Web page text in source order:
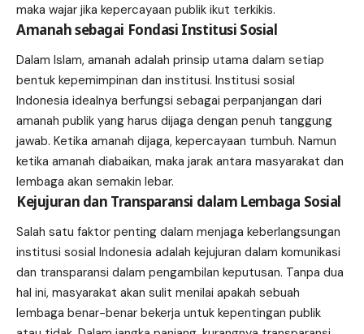
maka wajar jika kepercayaan publik ikut terkikis.
Amanah sebagai Fondasi Institusi Sosial
Dalam Islam, amanah adalah prinsip utama dalam setiap
bentuk kepemimpinan dan institusi. Institusi sosial
Indonesia idealnya berfungsi sebagai perpanjangan dari
amanah publik yang harus dijaga dengan penuh tanggung
jawab. Ketika amanah dijaga, kepercayaan tumbuh. Namun
ketika amanah diabaikan, maka jarak antara masyarakat dan
lembaga akan semakin lebar.
Kejujuran dan Transparansi dalam Lembaga Sosial
Salah satu faktor penting dalam menjaga keberlangsungan
institusi sosial Indonesia adalah kejujuran dalam komunikasi
dan transparansi dalam pengambilan keputusan. Tanpa dua
hal ini, masyarakat akan sulit menilai apakah sebuah
lembaga benar-benar bekerja untuk kepentingan publik